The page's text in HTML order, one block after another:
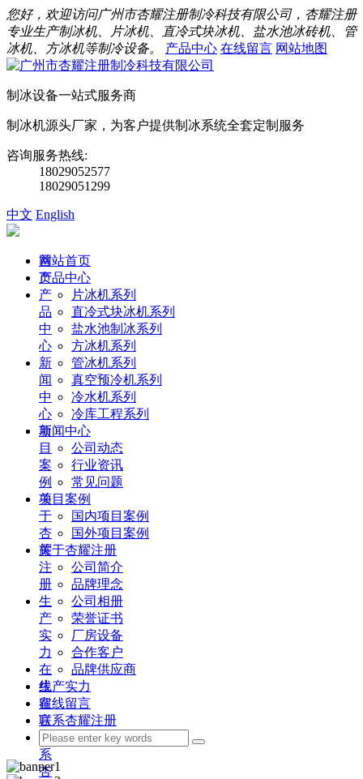
您好，欢迎访问广州市杏耀注册制冷科技有限公司，杏耀注册
专业生产制冰机、片冰机、直冷式块冰机、盐水池冰砖机、管
冰机、方冰机等制冷设备。
产品中心 在线留言 网站地图
制冰设备一站式服务商
制冰机源头厂家，为客户提供制冰系统全套定制服务
咨询服务热线:
18029052577
18029051299
中文 English
首
页
产
品
中
心
新
闻
中
心
项
目
案
例
关
于
杏
耀
注
册
生
产
实
力
在
线
留
言
联
系
杏
网站首页
产品中心
片冰机系列
直冷式块冰机系列
盐水池制冰系列
方冰机系列
管冰机系列
真空预冷机系列
冷水机系列
冷库工程系列
新闻中心
公司动态
行业资讯
常见问题
项目案例
国内项目案例
国外项目案例
关于杏耀注册
公司简介
品牌理念
公司相册
荣誉证书
厂房设备
合作客户
品牌供应商
生产实力
在线留言
联系杏耀注册